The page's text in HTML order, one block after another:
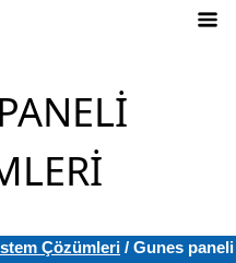
Çözümleri / Gunes paneli